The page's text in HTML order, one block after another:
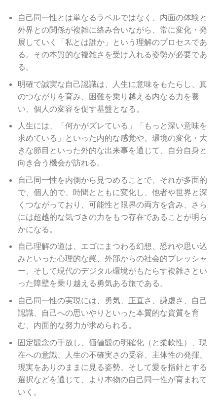
自己同一性とは単なるラベルではなく、内面の体験と
外界との関係が複雑に絡み合いながら、常に変化・発
展していく「私とは誰か」という理解のプロセスであ
る。その本質的な複雑さを受け入れる姿勢が必要であ
る。
明確で誠実な自己認識は、人生に意味をもたらし、真
のつながりを育み、困難を乗り越える内なる力を養
い、個人の変容を促す基盤となる。
人生には、「何かがズレている」「もっと深い意味を
求めている」といった内的な感覚や、環境の変化・大
きな節目といった外的な出来事を通じて、自分自身と
向き合う機会が訪れる。
自己同一性を内側から見つめることで、それが多面的
で、個人的で、時間とともに変化し、他者や世界と深
くつながっており、可能性と限界の両方を含み、さら
には超越的な気づきの力をもつ存在であることが明ら
かになる。
自己理解の道は、エゴにまつわる幻想、恐れや思い込
みといった心理的な罠、外部からの社会的プレッシャ
ー、そして現代のデジタル環境がもたらす複雑さとい
った障壁を乗り越える勇気ある旅である。
自己同一性の実現には、勇気、正直さ、謙虚さ、自己
認識、自己への思いやりといった本質的な資質を育
む、内面的な努力が求められる。
固定観念の手放し、価値観の明確化（と柔軟性）、現
在への意識、人生の不確実さの受容、主体性の発揮、
現実をありのままに見る姿勢、そして愛を指針とする
選択などを通じて、より本物の自己同一性が育まれて
いく。